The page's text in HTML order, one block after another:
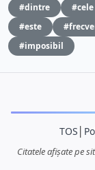
#dintre #cele
#este
#imposibil
TOS
Citatele afișate pe